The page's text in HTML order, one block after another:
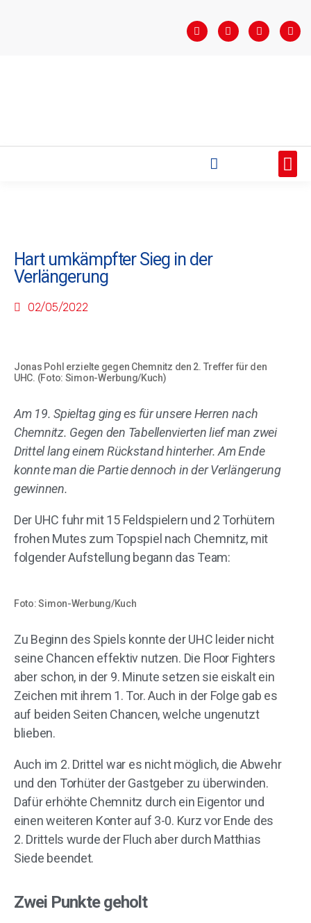
Hart umkämpfter Sieg in der
Verlängerung
02/05/2022
Jonas Pohl erzielte gegen Chemnitz den 2. Treffer für den
UHC. (Foto: Simon-Werbung/Kuch)
Am 19. Spieltag ging es für unsere Herren nach
Chemnitz. Gegen den Tabellenvierten lief man zwei
Drittel lang einem Rückstand hinterher. Am Ende
konnte man die Partie dennoch in der Verlängerung
gewinnen.
Der UHC fuhr mit 15 Feldspielern und 2 Torhütern
frohen Mutes zum Topspiel nach Chemnitz, mit
folgender Aufstellung begann das Team:
Foto: Simon-Werbung/Kuch
Zu Beginn des Spiels konnte der UHC leider nicht
seine Chancen effektiv nutzen. Die Floor Fighters
aber schon, in der 9. Minute setzen sie eiskalt ein
Zeichen mit ihrem 1. Tor. Auch in der Folge gab es
auf beiden Seiten Chancen, welche ungenutzt
blieben.
Auch im 2. Drittel war es nicht möglich, die Abwehr
und den Torhüter der Gastgeber zu überwinden.
Dafür erhöhte Chemnitz durch ein Eigentor und
einen weiteren Konter auf 3-0. Kurz vor Ende des
2. Drittels wurde der Fluch aber durch Matthias
Siede beendet.
Zwei Punkte geholt